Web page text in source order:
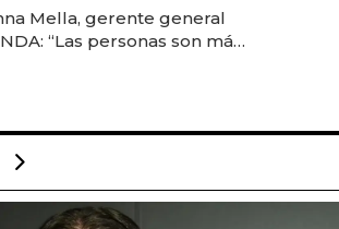
y prepara apertura
Mella, gerente general
“Las personas son más